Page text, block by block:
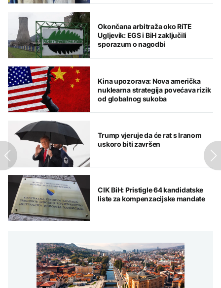
Okončana arbitraža oko RiTE
Ugljevik: EGS i BiH zaključili
sporazum o nagodbi
Kina upozorava: Nova američka
nuklearna strategija povećava rizik
od globalnog sukoba
Trump vjeruje da će rat s Iranom
uskoro biti završen
CIK BiH: Pristigle 64 kandidatske
liste za kompenzacijske mandate